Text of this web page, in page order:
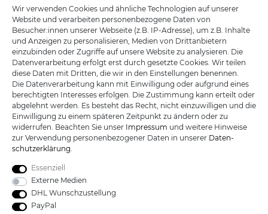
KATANA-LAND
R.B. Trading GmbH
Lutzweg 2a
D - 04910 Elsterwerda
Hotline: +49 (0) 3533487781
Technik:
+49 (0) 3533487440
Mail:
info@katana-land.de
Wir verwenden Cookies und ähnliche Technologien auf unserer
Website und verarbeiten personenbezogene Daten von
Besucher:innen unserer Webseite (z.B. IP-Adresse), um z.B. Inhalte
und Anzeigen zu personalisieren, Medien von Drittanbietern
einzubinden oder Zugriffe auf unsere Website zu analysieren. Die
Datenverarbeitung erfolgt erst durch gesetzte Cookies. Wir teilen
diese Daten mit Dritten, die wir in den Einstellungen benennen.
Die Datenverarbeitung kann mit Einwilligung oder aufgrund eines
berechtigten Interesses erfolgen. Die Zustimmung kann erteilt oder
abgelehnt werden. Es besteht das Recht, nicht einzuwilligen und die
Einwilligung zu einem späteren Zeitpunkt zu ändern oder zu
widerrufen. Beachten Sie unser Impressum und weitere Hinweise
zur Verwendung personenbezogener Daten in unserer Daten­
schutz­erklärung.
Essenziell
Externe Medien
DHL Wunschzustellung
PayPal